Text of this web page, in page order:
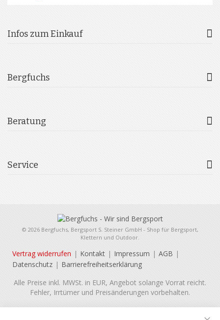
Infos zum Einkauf
Bergfuchs
Beratung
Service
© 2026 Bergfuchs, Bergsport S. Steiner GmbH - Shop für Bergsport,
Klettern und Outdoor.
Vertrag widerrufen Kontakt Impressum
AGB
Datenschutz
Barrierefreiheitserklärung
Alle Preise inkl. MWSt. in EUR, Angebot solange Vorrat reicht.
Fehler, Irrtümer und Preisänderungen vorbehalten.